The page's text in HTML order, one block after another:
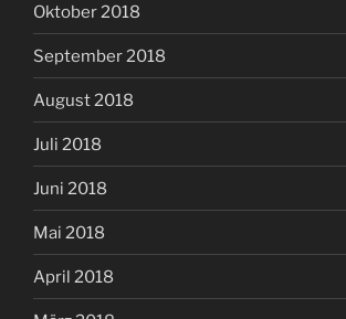
Oktober 2018
September 2018
August 2018
Juli 2018
Juni 2018
Mai 2018
April 2018